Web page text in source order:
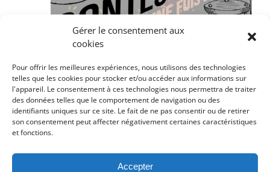
Gérer le consentement aux
cookies
Pour offrir les meilleures expériences, nous utilisons des technologies
telles que les cookies pour stocker et/ou accéder aux informations sur
l'appareil. Le consentement à ces technologies nous permettra de traiter
des données telles que le comportement de navigation ou des
identifiants uniques sur ce site. Le fait de ne pas consentir ou de retirer
son consentement peut affecter négativement certaines caractéristiques
et fonctions.
Accepter